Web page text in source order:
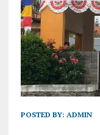
POSTED BY: ADMIN